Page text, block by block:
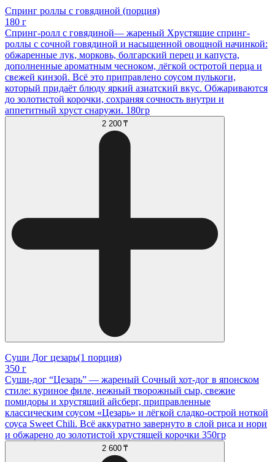
Спринг роллы с говядиной (порция)
180 г
Спринг-ролл с говядиной— жареный Хрустящие спринг-
роллы с сочной говядиной и насыщенной овощной начинкой:
обжаренные лук, морковь, болгарский перец и капуста,
дополненные ароматным чесноком, лёгкой остротой перца и
свежей кинзой. Всё это приправлено соусом пулькоги,
который придаёт блюду яркий азиатский вкус. Обжариваются
до золотистой корочки, сохраняя сочность внутри и
аппетитный хруст снаружи. 180гр
2 200 ₸
Суши Дог цезарь(1 порция)
350 г
Суши-дог “Цезарь” — жареный Сочный хот-дог в японском
стиле: куриное филе, нежный творожный сыр, свежие
помидоры и хрустящий айсберг, приправленные
классическим соусом «Цезарь» и лёгкой сладко-острой ноткой
соуса Sweet Chili. Всё аккуратно завернуто в слой риса и нори
и обжарено до золотистой хрустящей корочки 350гр
2 600 ₸